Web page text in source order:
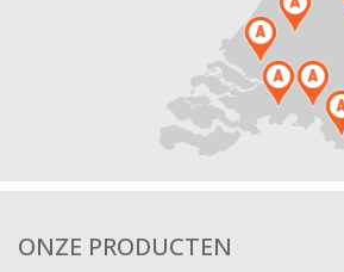
ONZE PRODUCTEN